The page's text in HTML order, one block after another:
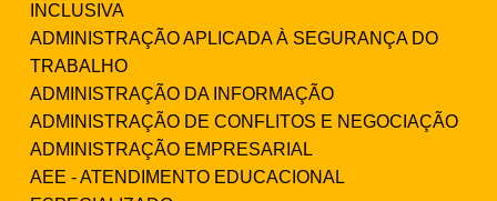
INCLUSIVA
ADMINISTRAÇÃO APLICADA À SEGURANÇA DO
TRABALHO
ADMINISTRAÇÃO DA INFORMAÇÃO
ADMINISTRAÇÃO DE CONFLITOS E NEGOCIAÇÃO
ADMINISTRAÇÃO EMPRESARIAL
AEE - ATENDIMENTO EDUCACIONAL